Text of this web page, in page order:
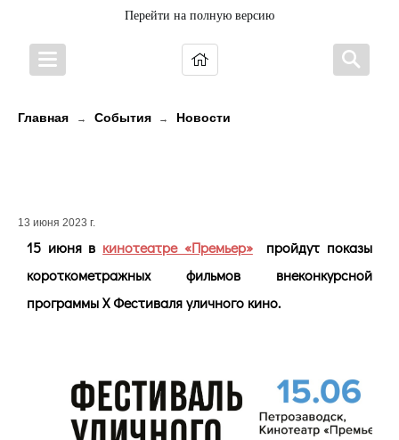
Перейти на полную версию
Главная → События → Новости
13 июня 2023 г.
15 июня в кинотеатре «Премьер»
пройдут показы
короткометражных фильмов внеконкурсной
программы X Фестиваля уличного кино.